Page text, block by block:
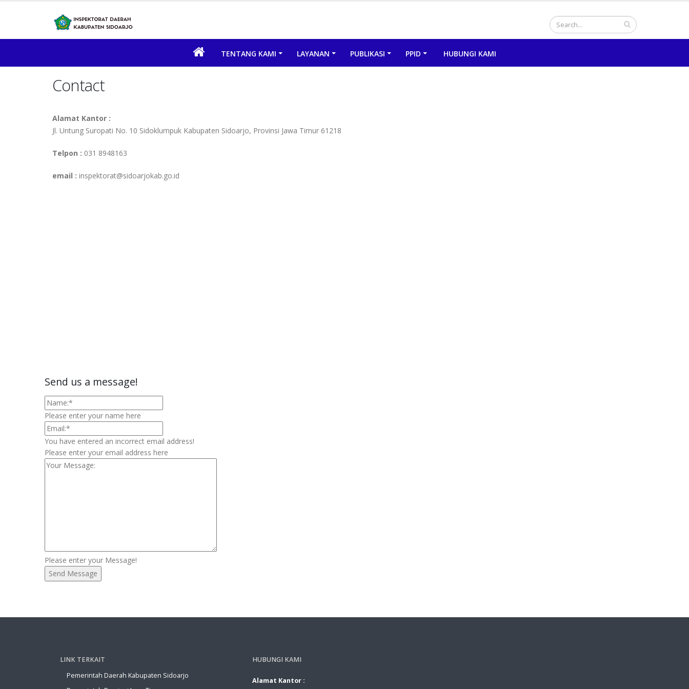
TENTANG KAMI LAYANAN PUBLIKASI PPID HUBUNGI KAMI
Contact
Alamat Kantor :
Jl. Untung Suropati No. 10 Sidoklumpuk Kabupaten Sidoarjo, Provinsi Jawa Timur 61218
Telpon : 031 8948163
email : inspektorat@sidoarjokab.go.id
Send us a message!
Please enter your name here
You have entered an incorrect email address!
Please enter your email address here
Please enter your Message!
LINK TERKAIT
Pemerintah Daerah Kabupaten Sidoarjo
HUBUNGI KAMI
Alamat Kantor :